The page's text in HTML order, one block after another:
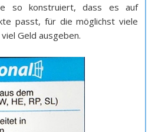
so konstruiert, dass es auf
passt, für die möglichst viele
Geld ausgeben.